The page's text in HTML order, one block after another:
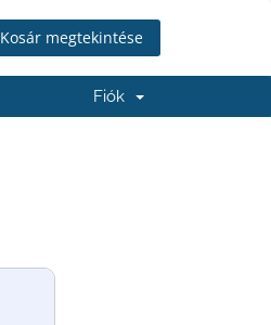
Kosár megtekintése
Fiók